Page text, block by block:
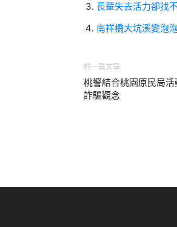
長輩失去活力卻找
南祥橋大坑溪變泡
前一篇文章
桃警結合桃園原民局
詐騙觀念